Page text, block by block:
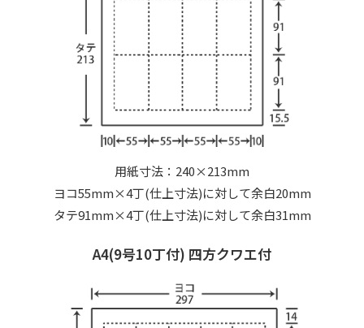
用紙寸法：240×213mm
ヨコ55mm×4丁(仕上寸法)に対して余白20mm
タテ91mm×4丁(仕上寸法)に対して余白31mm
A4(9号10丁付) 四方クワエ付